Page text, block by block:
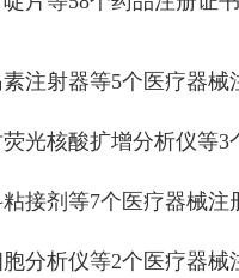
注射器等5个医疗器械
光核酸扩增分析仪等3
接剂等7个医疗器械注
分析仪等2个医疗器械